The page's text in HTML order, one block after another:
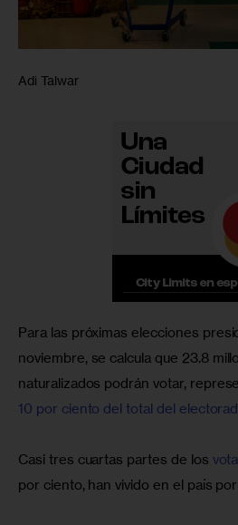
Adi Talwar
Para las próximas elecciones
noviembre, se calcula que 23.8
naturalizados podrán votar,
10 por ciento del total del
Casi tres cuartas partes de los
por ciento, han vivido en el país